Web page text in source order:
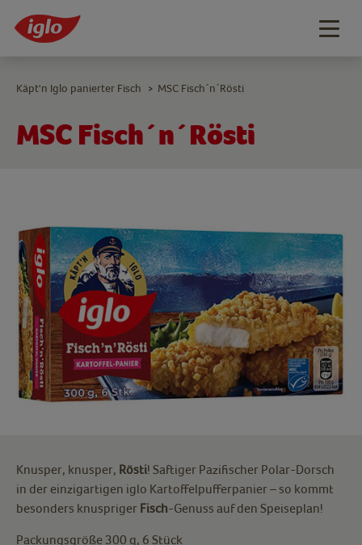
MSC Fisch´n´Rösti
Käpt'n Iglo panierter Fisch > MSC Fisch´n´Rösti
Knusper, knusper, Rösti! Saftiger Pazifischer Polar-Dorsch
in der einzigartigen iglo Kartoffelpufferpanier – so kommt
besonders knuspriger Fisch-Genuss auf den Speiseplan!
Packungsgröße 300 g, 6 Stück